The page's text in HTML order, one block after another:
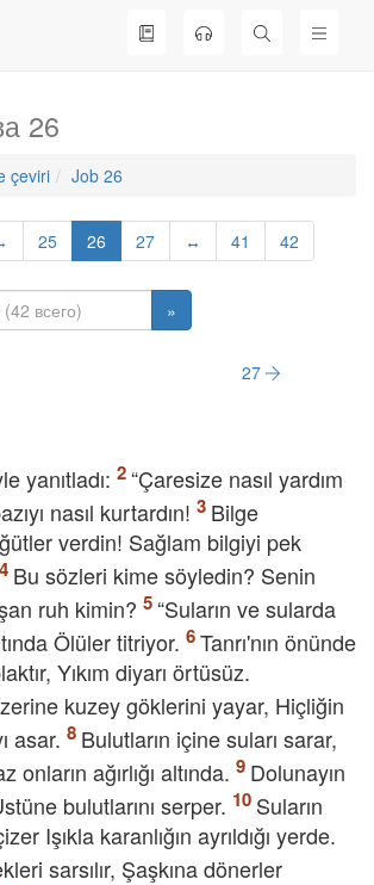
26
çeviri Job 26
25 26 27 ↔ 41 42
»
27
yanıtladı:
“Çaresize nasıl yardım
nasıl kurtardın!
Bilge
verdin! Sağlam bilgiyi pek
Bu sözleri kime söyledin? Senin
ruh kimin?
“Suların ve sularda
Ölüler titriyor.
Tanrı'nın önünde
Yıkım diyarı örtüsüz.
kuzey göklerini yayar, Hiçliğin
asar.
Bulutların içine suları sarar,
onların ağırlığı altında.
Dolunayın
bulutlarını serper.
Suların
Işıkla karanlığın ayrıldığı yerde.
sarsılır, Şaşkına dönerler